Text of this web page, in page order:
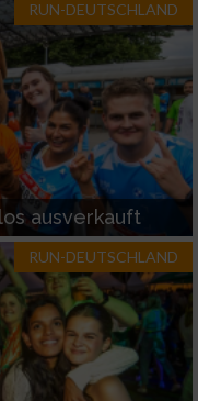
RUN-DEUTSCHLAND
ausverkauft
RUN-DEUTSCHLAND